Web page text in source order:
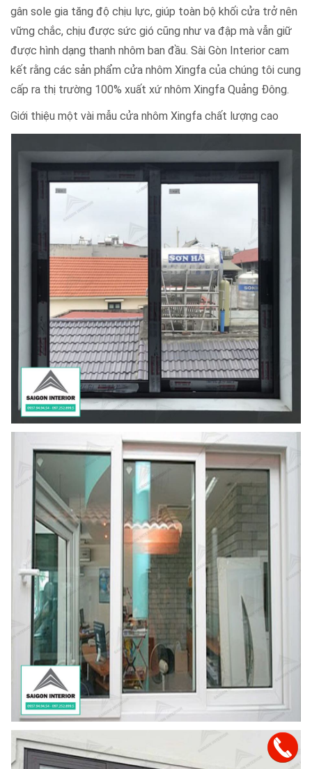
gân sole gia tăng độ chịu lực, giúp toàn bộ khối cửa trở nên
vững chắc, chịu được sức gió cũng như va đập mà vẫn giữ
được hình dạng thanh nhôm ban đầu. Sài Gòn Interior cam
kết rằng các sản phẩm cửa nhôm Xingfa của chúng tôi cung
cấp ra thị trường 100% xuất xứ nhôm Xingfa Quảng Đông.
Giới thiệu một vài mẫu cửa nhôm Xingfa chất lượng cao